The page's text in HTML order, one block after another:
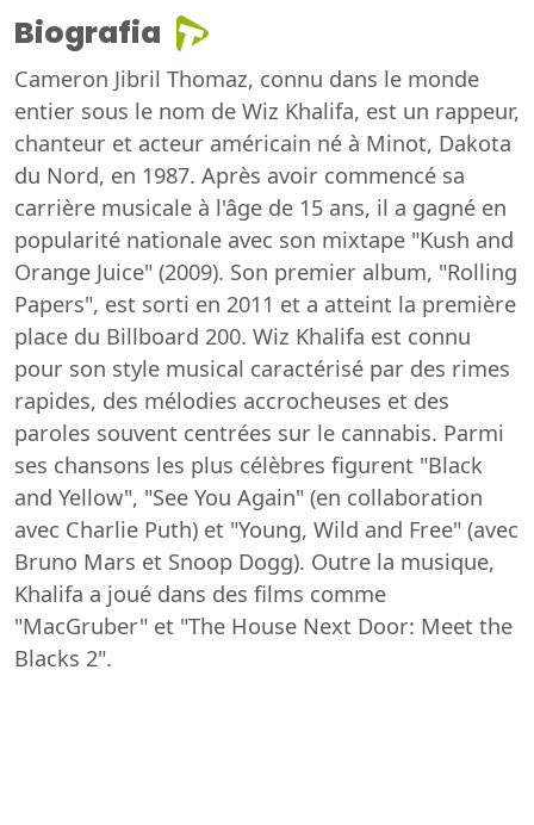
Biografia
Cameron Jibril Thomaz, connu dans le monde
entier sous le nom de Wiz Khalifa, est un rappeur,
chanteur et acteur américain né à Minot, Dakota
du Nord, en 1987. Après avoir commencé sa
carrière musicale à l'âge de 15 ans, il a gagné en
popularité nationale avec son mixtape "Kush and
Orange Juice" (2009). Son premier album, "Rolling
Papers", est sorti en 2011 et a atteint la première
place du Billboard 200. Wiz Khalifa est connu
pour son style musical caractérisé par des rimes
rapides, des mélodies accrocheuses et des
paroles souvent centrées sur le cannabis. Parmi
ses chansons les plus célèbres figurent "Black
and Yellow", "See You Again" (en collaboration
avec Charlie Puth) et "Young, Wild and Free" (avec
Bruno Mars et Snoop Dogg). Outre la musique,
Khalifa a joué dans des films comme
"MacGruber" et "The House Next Door: Meet the
Blacks 2".